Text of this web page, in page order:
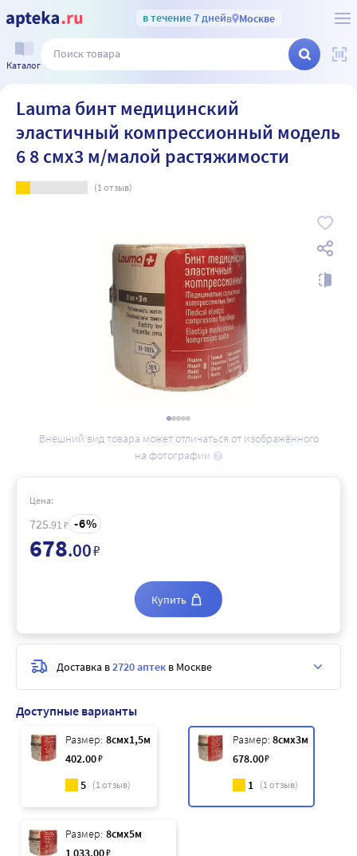
в течение 7 днейв Москве
Каталог
Lauma бинт медицинский
эластичный компрессионный модель
6 8 смx3 м/малой растяжимости
(1отзыв)
Внешний вид товара может отличаться от изображённого
на фотографии
Доступные варианты
Размер: 8смx1,5м
402.00₽
5 (1отзыв)
Размер: 8смx3м
678.00₽
1 (1отзыв)
Размер: 8смx5м
1 033.00₽
Цена:
725.91 ₽ 6
678.00₽
Купить
Доставка в2720 аптек в Москве